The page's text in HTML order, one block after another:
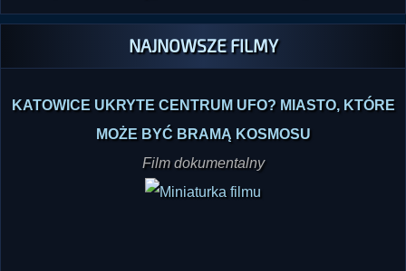
NAJNOWSZE FILMY
KATOWICE UKRYTE CENTRUM UFO? MIASTO, KTÓRE
MOŻE BYĆ BRAMĄ KOSMOSU
Film dokumentalny